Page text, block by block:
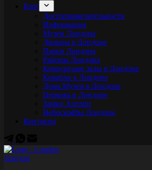
Блог
Достопримечательности
Информация
Музеи Лондона
Дворцы в Лондоне
Парки Лондона
Районы Лондона
Концертные залы в Лондоне
Корабли в Лондоне
Дома Музеи в Лондоне
Церковь в Лондоне
Замки Англии
Небоскрёбы Лондона
Контакты
Лондон